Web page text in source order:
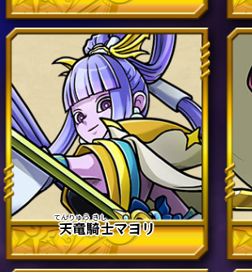
天竜騎士マヨリ